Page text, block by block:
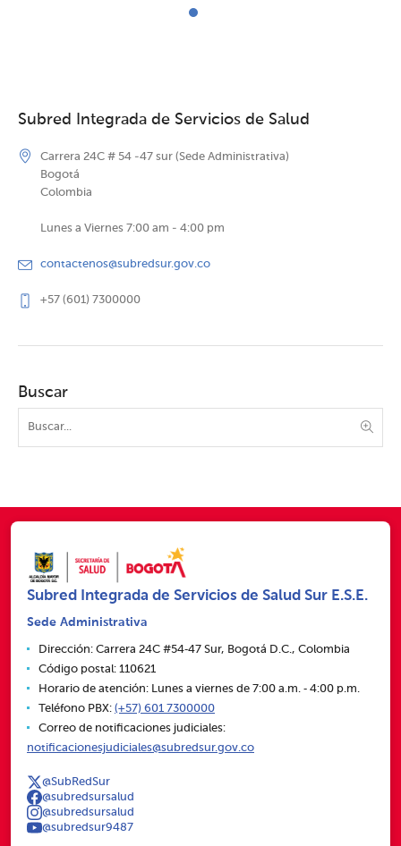
Subred Integrada de Servicios de Salud
Carrera 24C # 54 -47 sur (Sede Administrativa)
Bogotá
Colombia
Lunes a Viernes 7:00 am - 4:00 pm
contactenos@subredsur.gov.co
+57 (601) 7300000
Buscar
Subred Integrada de Servicios de Salud Sur E.S.E.
Sede Administrativa
Dirección: Carrera 24C #54‑47 Sur, Bogotá D.C., Colombia
Código postal: 110621
Horario de atención: Lunes a viernes de 7:00 a.m. ‑ 4:00 p.m.
Teléfono PBX: (+57) 601 7300000
Correo de notificaciones judiciales:
notificacionesjudiciales@subredsur.gov.co
@SubRedSur
@subredsursalud
@subredsursalud
@subredsur9487